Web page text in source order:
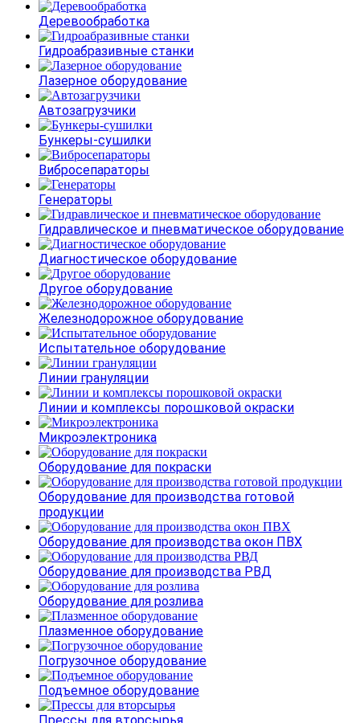
Деревообработка
Гидроабразивные станки
Лазерное оборудование
Автозагрузчики
Бункеры-сушилки
Вибросепараторы
Генераторы
Гидравлическое и пневматическое оборудование
Диагностическое оборудование
Другое оборудование
Железнодорожное оборудование
Испытательное оборудование
Линии грануляции
Линии и комплексы порошковой окраски
Микроэлектроника
Оборудование для покраски
Оборудование для производства готовой
продукции
Оборудование для производства окон ПВХ
Оборудование для производства РВД
Оборудование для розлива
Плазменное оборудование
Погрузочное оборудование
Подъемное оборудование